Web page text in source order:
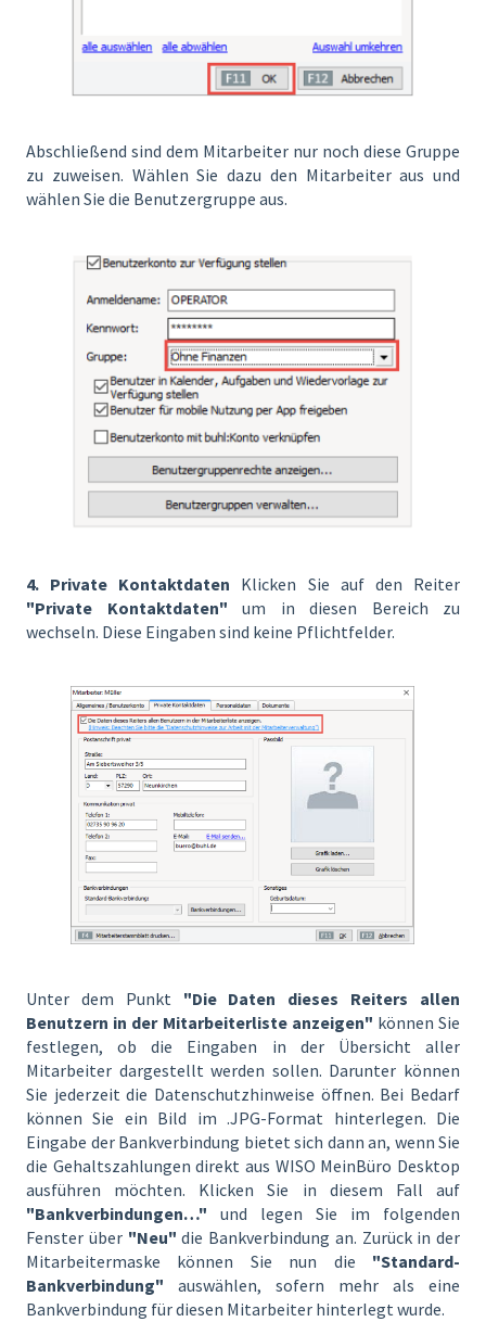
Abschließend sind dem Mitarbeiter nur noch diese Gruppe
zu zuweisen. Wählen Sie dazu den Mitarbeiter aus und
wählen Sie die Benutzergruppe aus.
4. Private Kontaktdaten Klicken Sie auf den Reiter
"Private Kontaktdaten" um in diesen Bereich zu
wechseln. Diese Eingaben sind keine Pflichtfelder.
Unter dem Punkt "Die Daten dieses Reiters allen
Benutzern in der Mitarbeiterliste anzeigen" können Sie
festlegen, ob die Eingaben in der Übersicht aller
Mitarbeiter dargestellt werden sollen. Darunter können
Sie jederzeit die Datenschutzhinweise öffnen. Bei Bedarf
können Sie ein Bild im .JPG-Format hinterlegen. Die
Eingabe der Bankverbindung bietet sich dann an, wenn Sie
die Gehaltszahlungen direkt aus WISO MeinBüro Desktop
ausführen möchten. Klicken Sie in diesem Fall auf
"Bankverbindungen…" und legen Sie im folgenden
Fenster über "Neu" die Bankverbindung an. Zurück in der
Mitarbeitermaske können Sie nun die "Standard-
Bankverbindung" auswählen, sofern mehr als eine
Bankverbindung für diesen Mitarbeiter hinterlegt wurde.